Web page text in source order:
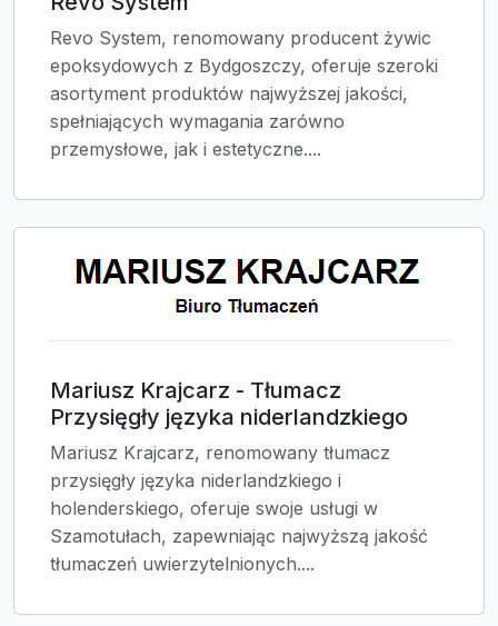
Revo System, renomowany producent żywic
epoksydowych z Bydgoszczy, oferuje szeroki
asortyment produktów najwyższej jakości,
spełniających wymagania zarówno
przemysłowe, jak i estetyczne....
Mariusz Krajcarz - Tłumacz
Przysięgły języka niderlandzkiego
Mariusz Krajcarz, renomowany tłumacz
przysięgły języka niderlandzkiego i
holenderskiego, oferuje swoje usługi w
Szamotułach, zapewniając najwyższą jakość
tłumaczeń uwierzytelnionych....